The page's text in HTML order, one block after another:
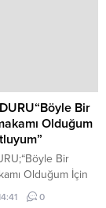
Bir
Olduğum
Bir
Olduğum İçin
Dinar ilçe
0